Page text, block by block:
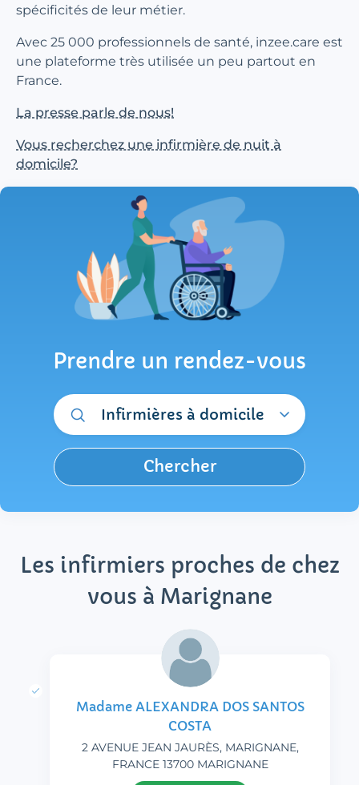
spécificités de leur métier.
Avec 25 000 professionnels de santé, inzee.care est
une plateforme très utilisée un peu partout en
France.
La presse parle de nous!
Vous recherchez une infirmière de nuit à
domicile?
Prendre un rendez-vous
Infirmières à domicile
Chercher
Les infirmiers proches de chez
vous à Marignane
Madame ALEXANDRA DOS SANTOS
COSTA
2 AVENUE JEAN JAURÈS, MARIGNANE,
FRANCE 13700 MARIGNANE